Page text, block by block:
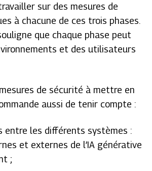
sur des mesures de
à chacune de ces trois phases.
que chaque phase peut
et des utilisateurs
de sécurité à mettre en
aussi de tenir compte :
entre les différents systèmes :
et externes de l’IA générative
;